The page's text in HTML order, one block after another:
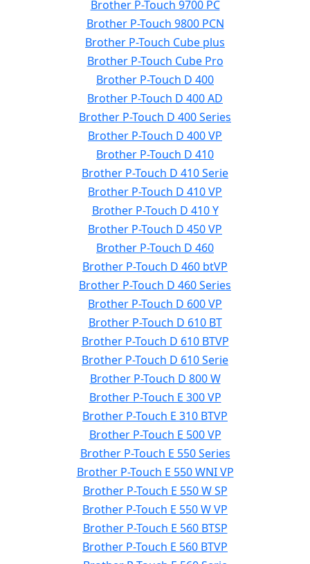
Brother P-Touch 9700 PC
Brother P-Touch 9800 PCN
Brother P-Touch Cube plus
Brother P-Touch Cube Pro
Brother P-Touch D 400
Brother P-Touch D 400 AD
Brother P-Touch D 400 Series
Brother P-Touch D 400 VP
Brother P-Touch D 410
Brother P-Touch D 410 Serie
Brother P-Touch D 410 VP
Brother P-Touch D 410 Y
Brother P-Touch D 450 VP
Brother P-Touch D 460
Brother P-Touch D 460 btVP
Brother P-Touch D 460 Series
Brother P-Touch D 600 VP
Brother P-Touch D 610 BT
Brother P-Touch D 610 BTVP
Brother P-Touch D 610 Serie
Brother P-Touch D 800 W
Brother P-Touch E 300 VP
Brother P-Touch E 310 BTVP
Brother P-Touch E 500 VP
Brother P-Touch E 550 Series
Brother P-Touch E 550 WNI VP
Brother P-Touch E 550 W SP
Brother P-Touch E 550 W VP
Brother P-Touch E 560 BTSP
Brother P-Touch E 560 BTVP